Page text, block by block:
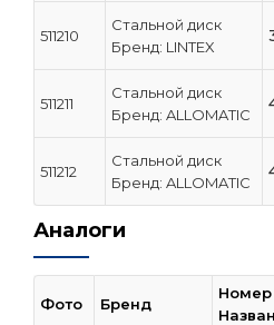
511210
Стальной диск
Бренд: LINTEX
511211
Стальной диск
Бренд: ALLOMATIC
511212
Стальной диск
Бренд: ALLOMATIC
Аналоги
Фото Бренд
Номер